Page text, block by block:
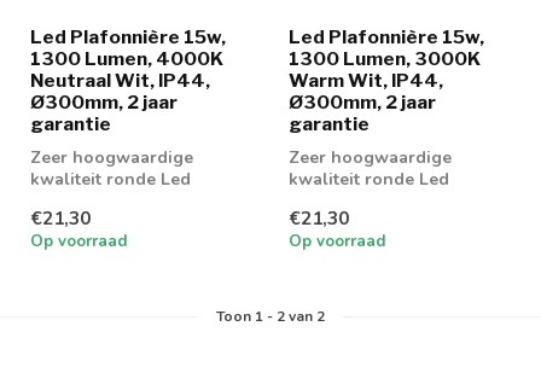
Led Plafonnière 15w,
1300 Lumen, 4000K
Neutraal Wit, IP44,
Ø300mm, 2 jaar
garantie
Zeer hoogwaardige
kwaliteit ronde Led
in 3000k warm wi...
€21,30
Op voorraad
Led Plafonnière 15w,
1300 Lumen, 3000K
Warm Wit, IP44,
Ø300mm, 2 jaar
garantie
Zeer hoogwaardige
kwaliteit ronde Led
in 3000k warm wi...
€21,30
Op voorraad
Toon 1- 2van 2